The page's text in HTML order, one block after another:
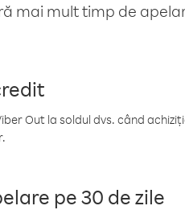
mai mult timp de
Out la soldul dvs. când
pe 30 de zile